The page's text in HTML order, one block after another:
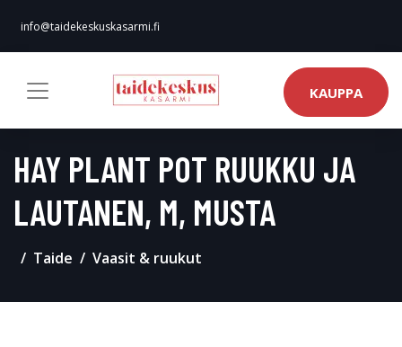
info@taidekeskuskasarmi.fi
KAUPPA
HAY PLANT POT RUUKKU JA
LAUTANEN, M, MUSTA
Taide Vaasit & ruukut